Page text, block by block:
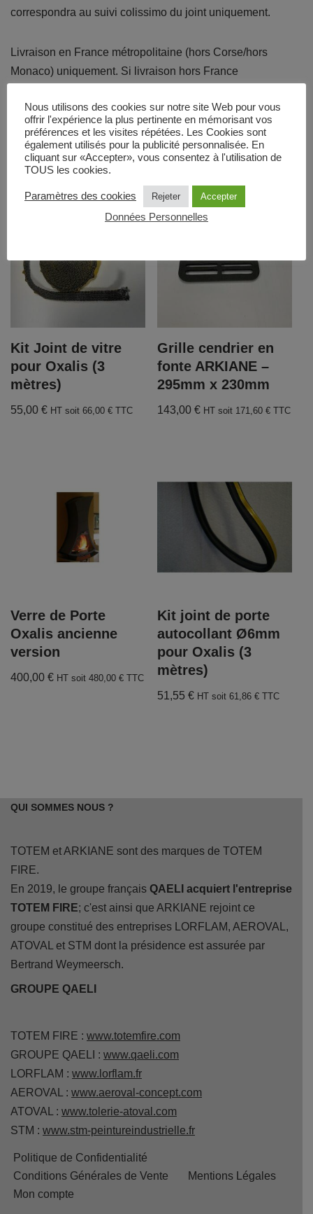
correspondra au suivi colissimo du joint uniquement.
Livraison en France métropolitaine (hors Corse/hors
Monaco) uniquement. Si livraison hors France
sur le site www.totemfire.com
Produits similaires
Kit Joint de vitre
pour Oxalis (3
mètres)
55,00 € HT soit 66,00 € TTC
Grille cendrier en
fonte ARKIANE –
295mm x 230mm
143,00 € HT soit 171,60 €TTC
Verre de Porte
Oxalis ancienne
version
400,00 € HT soit 480,00 € TTC
Kit joint de porte
autocollant Ø6mm
pour Oxalis (3
mètres)
51,55 € HT soit 61,86 €TTC
QUI SOMMES NOUS ?
TOTEM et ARKIANE sont des marques de TOTEM
FIRE.
En 2019, le groupe français QAELI acquiert l'entreprise
TOTEM FIRE; c'est ainsi que ARKIANE rejoint ce
groupe constitué des entreprises LORFLAM, AEROVAL,
ATOVAL et STM dont la présidence est assurée par
Bertrand Weymeersch.
GROUPE QAELI
TOTEM FIRE : www.totemfire.com
GROUPE QAELI : www.qaeli.com
LORFLAM : www.lorflam.fr
AEROVAL : www.aeroval-concept.com
ATOVAL : www.tolerie-atoval.com
STM : www.stm-peintureindustrielle.fr
Politique de Confidentialité
Conditions Générales de Vente
Mentions Légales
Mon compte
Nous utilisons des cookies sur notre site Web pour vous
offrir l'expérience la plus pertinente en mémorisant vos
préférences et les visites répétées. Les Cookies sont
également utilisés pour la publicité personnalisée. En
cliquant sur «Accepter», vous consentez à l'utilisation de
TOUS les cookies.
Paramètres des cookies Rejeter Accepter
Données Personnelles